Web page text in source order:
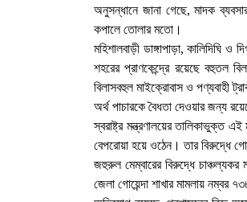
প্রধানমন্ত্রীর
২০ জুলাই,
​অনুসন্ধানে জানা গেছে, মাদক
কপালে তোলার মতো।
মহিশালবাড়ী ডাঙ্গাপাড়া, কালিদিঘি
শহরের প্রাণকেন্দ্রে রয়েছে বহুতল
বিলাসবহুল মাইক্রোবাস ও পণ্যবাহী
অর্থ পাচারকে বৈধতা দেওয়ার জন্য
​স্বরাষ্ট্র মন্ত্রণালয়ের তালিকাভুক্ত
বেপরোয়া হয়ে ওঠেন। তার বিরুদ্ধে
​জহুরুল মেম্বারের বিরুদ্ধে চাঞ্চল্যকর
জেলা গোয়েন্দা শাখার মামলায় নম্বর